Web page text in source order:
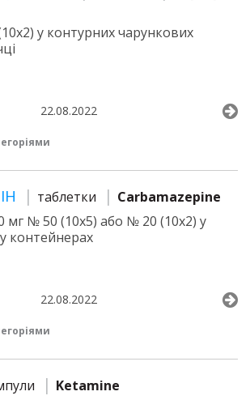
у контурних чарункових
22.08.2022
таблетки
Carbamazepine
мг № 50 (10х5) або № 20 (10х2) у
контейнерах
22.08.2022
Ketamine